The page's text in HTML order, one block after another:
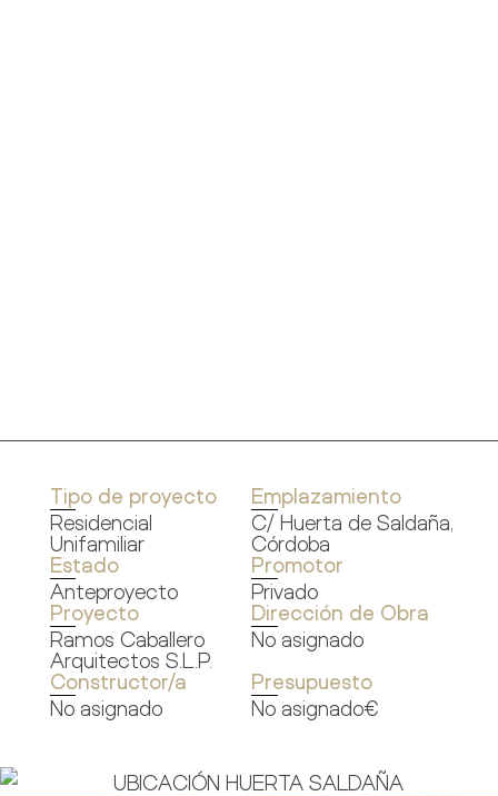
Tipo de proyecto
Residencial
Unifamiliar
Emplazamiento
C/ Huerta de Saldaña,
Córdoba
Estado
Anteproyecto
Promotor
Privado
Proyecto
Ramos Caballero
Arquitectos S.L.P.
Dirección de Obra
No asignado
Constructor/a
No asignado
Presupuesto
No asignado€